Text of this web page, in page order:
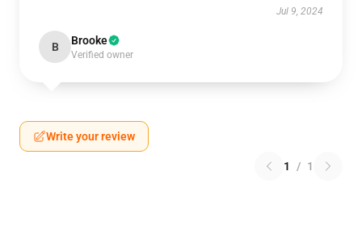
Jul 9, 2024
B Brooke
Verified owner
Write your review
1 / 1